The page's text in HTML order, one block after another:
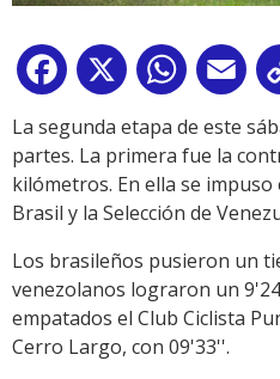
Facebook
X
La segunda etapa de este
partes. La primera fue la
kilómetros. En ella se impuso
Brasil y la Selección de
Los brasileños pusieron un
venezolanos lograron un
empatados el Club Ciclista
Cerro Largo, con 09'33''.